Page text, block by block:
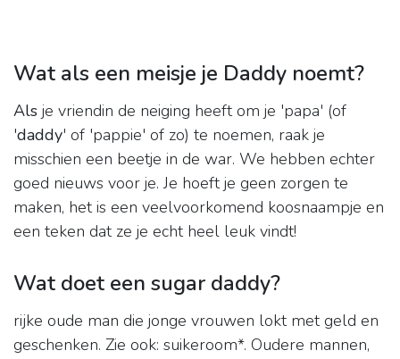
Wat als een meisje je Daddy noemt?
Als je vriendin de neiging heeft om je 'papa' (of
'daddy' of 'pappie' of zo) te noemen, raak je
misschien een beetje in de war. We hebben echter
goed nieuws voor je. Je hoeft je geen zorgen te
maken, het is een veelvoorkomend koosnaampje en
een teken dat ze je echt heel leuk vindt!
Wat doet een sugar daddy?
rijke oude man die jonge vrouwen lokt met geld en
geschenken. Zie ook: suikeroom*. Oudere mannen,